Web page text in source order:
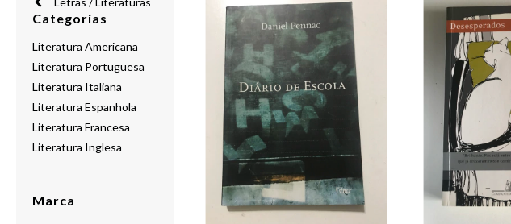
Categorias
Literatura Americana
Literatura Portuguesa
Literatura Italiana
Literatura Espanhola
Literatura Francesa
Literatura Inglesa
Marca